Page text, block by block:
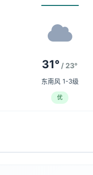
31° / 23°
东南风 1-3级
优